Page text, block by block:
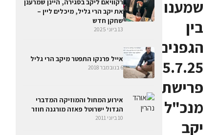
שמענו
בין
הגפנים
25.7.25:
פרישת
מנכ"ל
יקב
רקוויאם ליקב בסגירה, היינן שמרענן
את יקב הרי גליל, מיכלים ליין –
שחקן חדש
13 ביוני 2025
אייל פרנקו התפטר מיקב הרי גליל
6 בנובמבר 2018
אירוע המחול והמוזיקה המדברי
הגדול ישרוטל פאזה מורגנה חוזר
10 ביוני 2011